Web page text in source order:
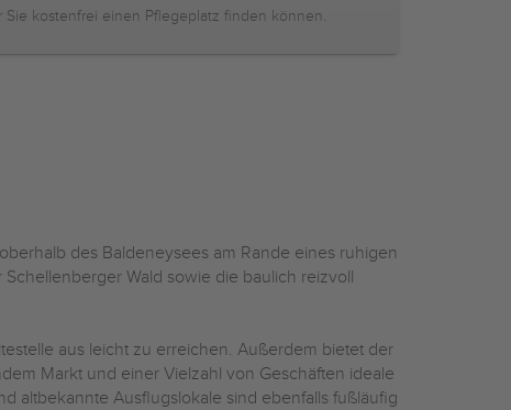
Sie kostenfrei einen Pflegeplatz finden können.
des Baldeneysees am Rande eines ruhigen
Wald sowie die baulich reizvoll
aus leicht zu erreichen. Außerdem bietet der
Markt und einer Vielzahl von Geschäften ideale
altbekannte Ausflugslokale sind ebenfalls fußläufig